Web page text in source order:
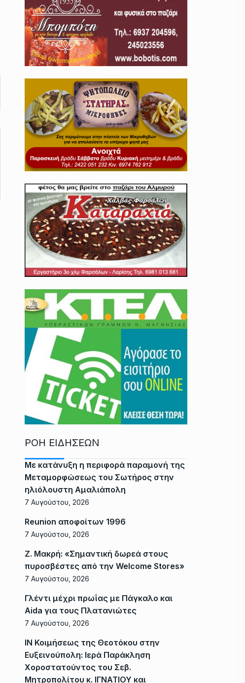
ΡΟΗ ΕΙΔΗΣΕΩΝ
Με κατάνυξη η περιφορά παραμονή της
Μεταμορφώσεως του Σωτήρος στην
ηλιόλουστη Αμαλιάπολη
7 Αυγούστου, 2026
Reunion αποφοίτων 1996
7 Αυγούστου, 2026
Ζ. Μακρή: «Σημαντική δωρεά στους
πυροσβέστες από την Welcome Stores»
7 Αυγούστου, 2026
Γλέντι μέχρι πρωΐας με Πάγκαλο και
Aida για τους Πλατανιώτες
7 Αυγούστου, 2026
ΙΝ Κοιμήσεως της Θεοτόκου στην
Ευξεινούπολη: Ιερά Παράκληση
Χοροστατούντος του Σεβ.
Μητροπολίτου κ. ΙΓΝΑΤΙΟΥ και